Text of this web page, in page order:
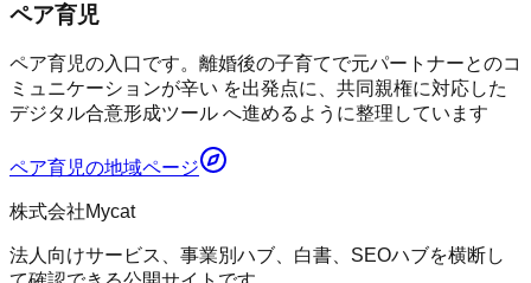
ペア育児
ペア育児の入口です。離婚後の子育てで元パートナーとのコ
ミュニケーションが辛い を出発点に、共同親権に対応した
デジタル合意形成ツール へ進めるように整理しています
ペア育児の地域ページ
株式会社Mycat
法人向けサービス、事業別ハブ、白書、SEOハブを横断し